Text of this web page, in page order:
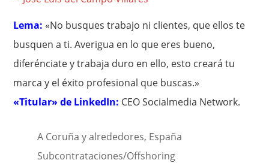
Lema: «No busques trabajo ni clientes, que ellos te
busquen a ti. Averigua en lo que eres bueno,
diferénciate y trabaja duro en ello, esto creará tu
marca y el éxito profesional que buscas.»
«Titular» de LinkedIn: CEO Socialmedia Network.
A Coruña y alrededores, España
Subcontrataciones/Offshoring